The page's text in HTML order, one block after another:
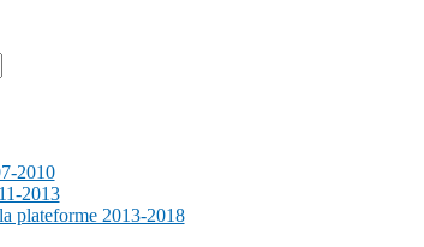
2010
2013
plateforme 2013-2018